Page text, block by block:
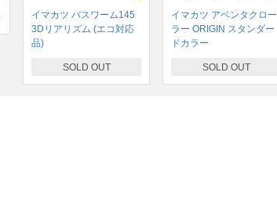
イマカツ バスワーム145
3Dリアリズム (エコ対応
品)
SOLD OUT
イマカツ アベンタクロー
ラー ORIGIN スタンダー
ドカラー
SOLD OUT